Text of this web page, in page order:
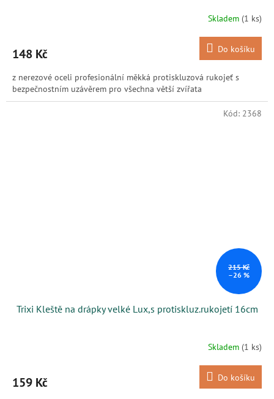
Skladem (1 ks)
148 Kč Do košíku
z nerezové oceli profesionální měkká protiskluzová rukojeť s
bezpečnostním uzávěrem pro všechna větší zvířata
215 Kč
–26 %
Trixi Kleště na drápky velké Lux,s protiskluz.rukojetí 16cm
Skladem (1 ks)
159 Kč Do košíku
Kód: 2368